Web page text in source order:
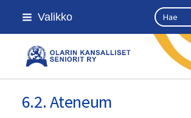
Siirry
sivun
Valikko
Olarin kansalliset
6.2. Ateneum